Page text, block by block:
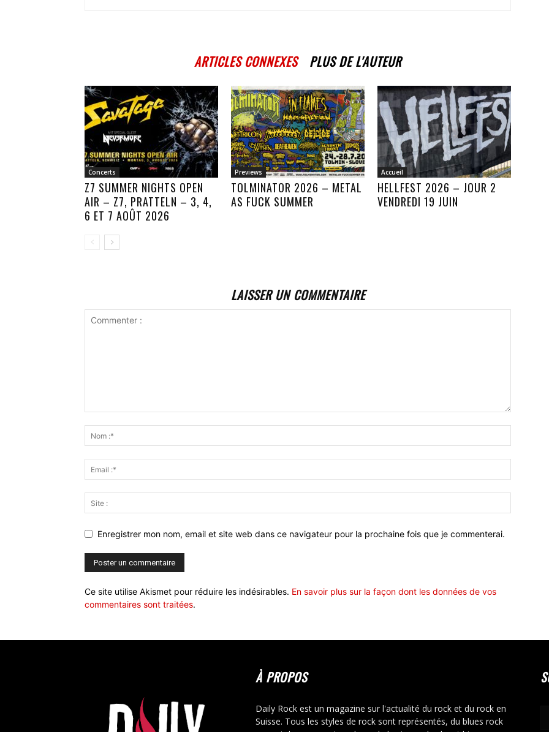
ARTICLES CONNEXES PLUS DE L'AUTEUR
Concerts
Z7 SUMMER NIGHTS OPEN
AIR – Z7, PRATTELN – 3, 4,
6 ET 7 AOÛT 2026
Previews
TOLMINATOR 2026 – METAL
AS FUCK SUMMER
Accueil
HELLFEST 2026 – JOUR 2
VENDREDI 19 JUIN
LAISSER UN COMMENTAIRE
Enregistrer mon nom, email et site web dans ce navigateur pour la prochaine fois que je commenterai.
Ce site utilise Akismet pour réduire les indésirables. En savoir plus sur la façon dont les données de vos
commentaires sont traitées.
À PROPOS
Daily Rock est un magazine sur l'actualité du rock et du rock en
Suisse. Tous les styles de rock sont représentés, du blues rock